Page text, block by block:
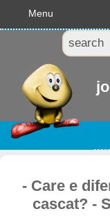
Menu
- Care e
cascat? -